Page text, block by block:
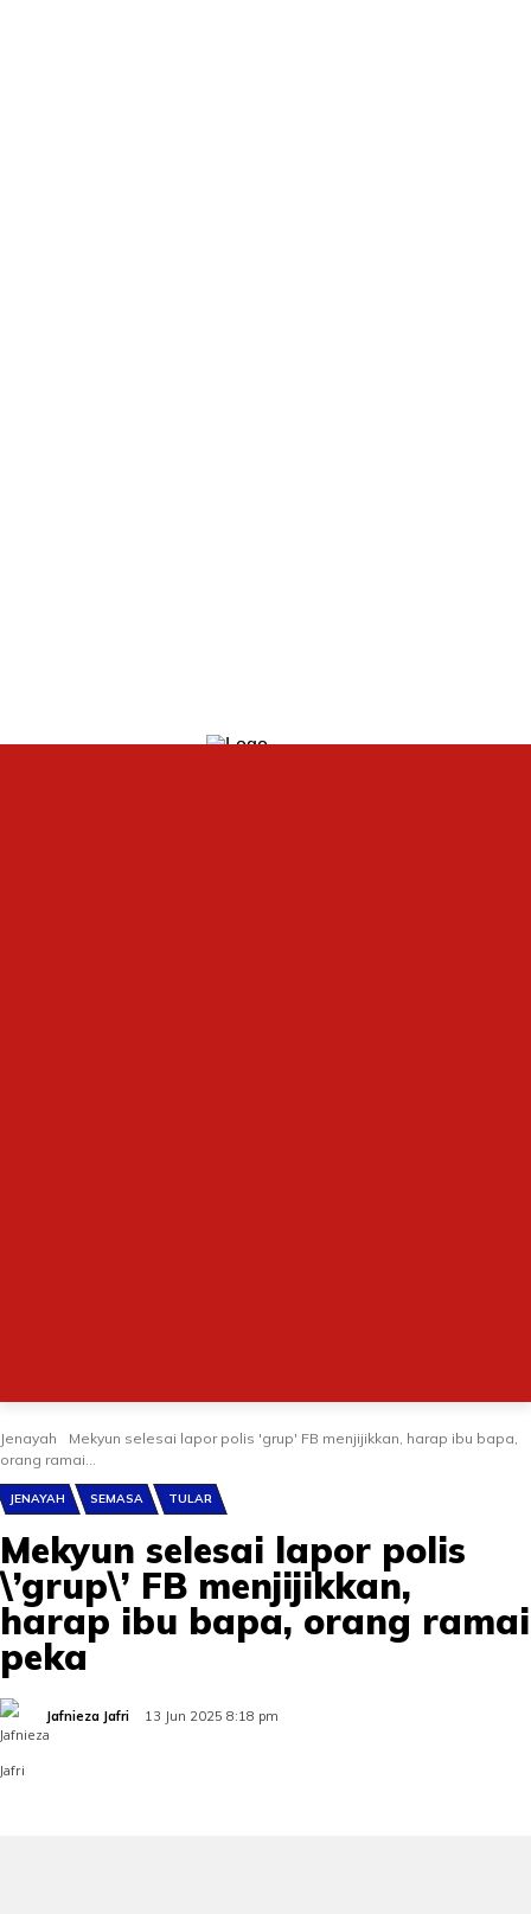
Jenayah
Mekyun selesai lapor polis 'grup' FB menjijikkan, harap ibu bapa,
orang ramai...
JENAYAH SEMASA TULAR
Mekyun selesai lapor polis
\’grup\’ FB menjijikkan,
harap ibu bapa, orang ramai
peka
Jafnieza Jafri 13 Jun 2025 8:18 pm